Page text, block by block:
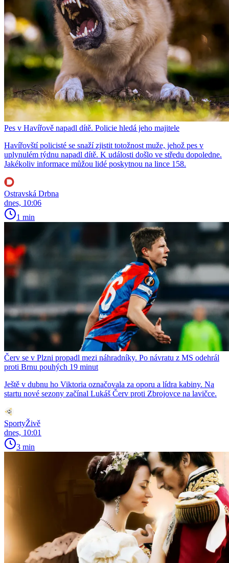
Pes v Havířově napadl dítě. Policie hledá jeho majitele
Havířovští policisté se snaží zjistit totožnost muže, jehož pes v
uplynulém týdnu napadl dítě. K události došlo ve středu dopoledne.
Jakékoliv informace můžou lidé poskytnou na lince 158.
Ostravská Drbna
dnes, 10:06
1 min
Červ se v Plzni propadl mezi náhradníky. Po návratu z MS odehrál
proti Brnu pouhých 19 minut
Ještě v dubnu ho Viktoria označovala za oporu a lídra kabiny. Na
startu nové sezony začínal Lukáš Červ proti Zbrojovce na lavičce.
SportyŽivě
dnes, 10:01
3 min